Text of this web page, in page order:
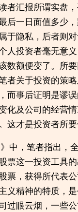
者汇报所谓实盘
后一日面值多少
于隐私，后者则
人投资者毫无意
数额便变了。所
者关于投资的策
而事后证明是谬
化及公司的经营
这才是投资者所要
中，笔者指出，
票这一投资工具
票，获得所代表
义精神的特质，
过眼云烟，一些公